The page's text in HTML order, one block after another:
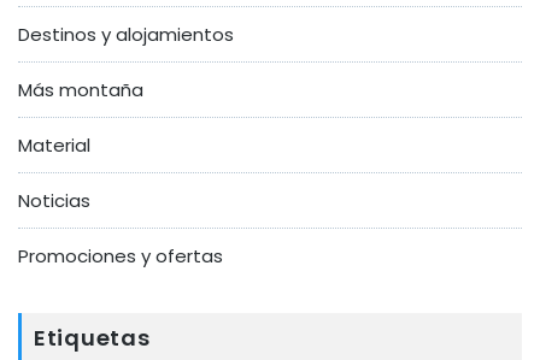
Destinos y alojamientos
Más montaña
Material
Noticias
Promociones y ofertas
Etiquetas